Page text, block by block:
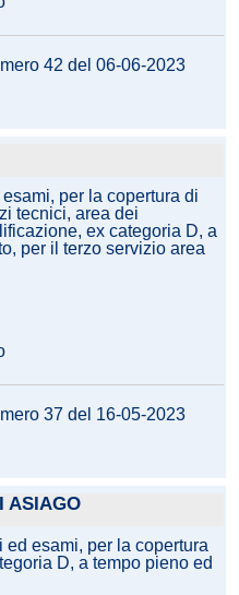
42 del 06-06-2023
per la copertura di
tecnici, area dei
ex categoria D, a
per il terzo servizio area
37 del 16-05-2023
ASIAGO
esami, per la copertura
D, a tempo pieno ed